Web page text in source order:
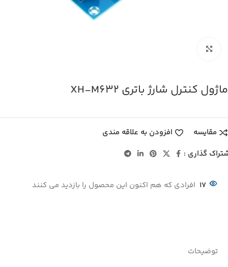
ماژول کنترل شارژ باتری XH-M632
مقایسه
افزودن به علاقه مندی
گذاری :
17 افرادی که هم اکنون این محصول را بازدید می کنند
توضیحات